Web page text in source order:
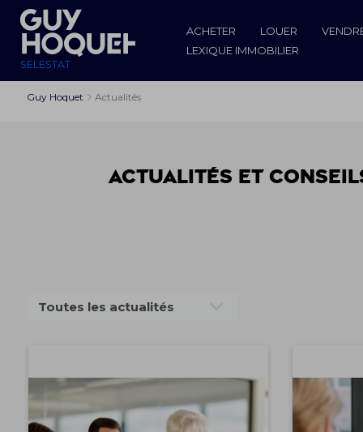
SELESTAT
ACHETER LOUER
LEXIQUE IMMOBILIER
Guy Hoquet Actualités
Actualités et conseils
Toutes les actualités